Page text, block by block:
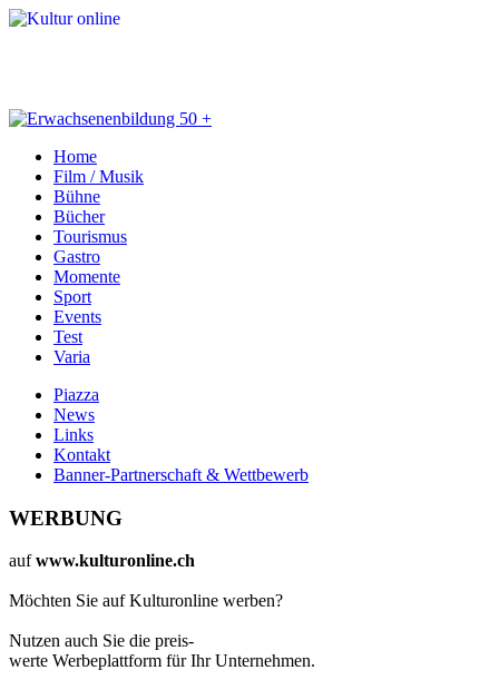
Home
Film / Musik
Bühne
Bücher
Tourismus
Gastro
Momente
Sport
Events
Test
Varia
Piazza
News
Links
Kontakt
Banner-Partnerschaft & Wettbewerb
WERBUNG
aufwww.kulturonline.ch
Möchten Sie auf Kulturonline werben?
Nutzen auch Sie die preis-
werte Werbeplattform für Ihr Unternehmen.